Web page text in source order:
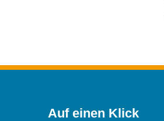
Auf einen Klick